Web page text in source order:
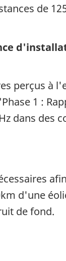
de
perçus à
1 :
dans des
d'une
de fond.